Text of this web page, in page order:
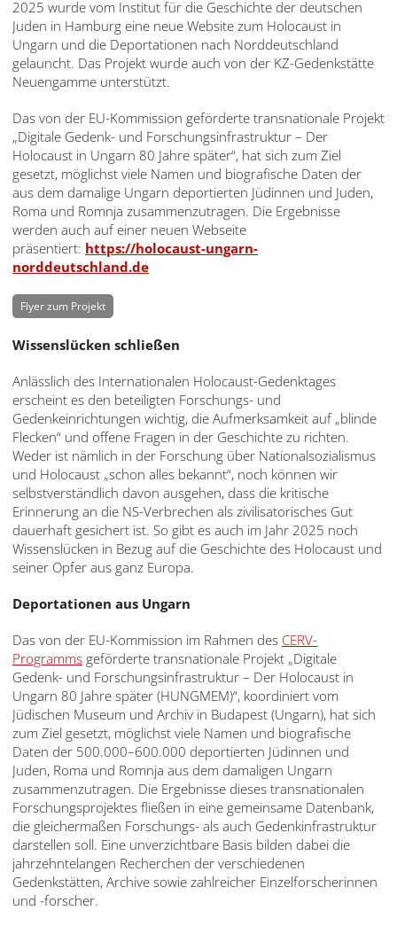
עברית
العربية
日
語
2025 wurde vom Institut für die Geschichte der deutschen
Juden in Hamburg eine neue Website zum Holocaust in
Ungarn und die Deportationen nach Norddeutschland
gelauncht. Das Projekt wurde auch von der KZ-Gedenkstätte
Neuengamme unterstützt.
Das von der EU-Kommission geförderte transnationale Projekt
„Digitale Gedenk- und Forschungsinfrastruktur – Der
Holocaust in Ungarn 80 Jahre später“, hat sich zum Ziel
gesetzt, möglichst viele Namen und biografische Daten der
aus dem damalige Ungarn deportierten Jüdinnen und Juden,
Roma und Romnja zusammenzutragen. Die Ergebnisse
werden auch auf einer neuen Webseite
präsentiert: https://holocaust-ungarn-
norddeutschland.de
Flyer zum Projekt
Wissenslücken schließen
Anlässlich des Internationalen Holocaust-Gedenktages
erscheint es den beteiligten Forschungs- und
Gedenkeinrichtungen wichtig, die Aufmerksamkeit auf „blinde
Flecken“ und offene Fragen in der Geschichte zu richten.
Weder ist nämlich in der Forschung über Nationalsozialismus
und Holocaust „schon alles bekannt“, noch können wir
selbstverständlich davon ausgehen, dass die kritische
Erinnerung an die NS-Verbrechen als zivilisatorisches Gut
dauerhaft gesichert ist. So gibt es auch im Jahr 2025 noch
Wissenslücken in Bezug auf die Geschichte des Holocaust und
seiner Opfer aus ganz Europa.
Deportationen aus Ungarn
Das von der EU-Kommission im Rahmen des CERV-
Programms geförderte transnationale Projekt „Digitale
Gedenk- und Forschungsinfrastruktur – Der Holocaust in
Ungarn 80 Jahre später (HUNGMEM)“, koordiniert vom
Jüdischen Museum und Archiv in Budapest (Ungarn), hat sich
zum Ziel gesetzt, möglichst viele Namen und biografische
Daten der 500.000–600.000 deportierten Jüdinnen und
Juden, Roma und Romnja aus dem damaligen Ungarn
zusammenzutragen. Die Ergebnisse dieses transnationalen
Forschungsprojektes fließen in eine gemeinsame Datenbank,
die gleichermaßen Forschungs- als auch Gedenkinfrastruktur
darstellen soll. Eine unverzichtbare Basis bilden dabei die
jahrzehntelangen Recherchen der verschiedenen
Gedenkstätten, Archive sowie zahlreicher Einzelforscherinnen
und -forscher.